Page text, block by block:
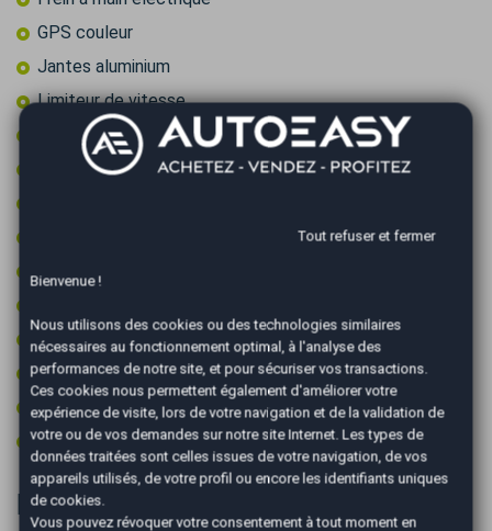
GPS couleur
Jantes aluminium
Limiteur de vitesse
Ordinateur de bord
Prise 12v
Rétroviseurs électriques
Type Essieu 4x2
Vitres surteintées
Volant cuir
Volant multifonctions
Informations complémentaires
Tout refuser et fermer
Bienvenue !
Nous utilisons des cookies ou des technologies similaires
nécessaires au fonctionnement optimal, à l'analyse des
performances de notre site, et pour sécuriser vos transactions.
Ces cookies nous permettent également d'améliorer votre
expérience de visite, lors de votre navigation et de la validation de
votre ou de vos demandes sur notre site Internet. Les types de
données traitées sont celles issues de votre navigation, de vos
appareils utilisés, de votre profil ou encore les identifiants uniques
de cookies.
Vous pouvez révoquer votre consentement à tout moment en